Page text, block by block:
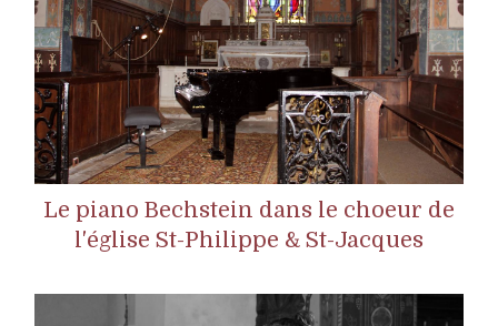
Le piano Bechstein dans le choeur de
l'église St-Philippe & St-Jacques